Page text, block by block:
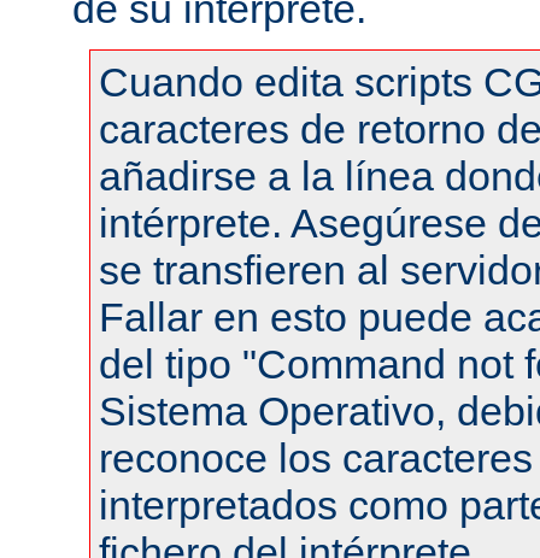
Cuando edita scripts
caracteres de retorno
añadirse a la línea
intérprete. Asegúrese
se transfieren al
Fallar en esto puede
del tipo "Command not
Sistema Operativo,
reconoce los
interpretados como